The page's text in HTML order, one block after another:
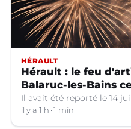
HÉRAULT
Hérault : le feu
Balaruc-les-Bains
Il avait été reporté le 14
il y a 1 h 1 min